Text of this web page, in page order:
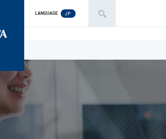
LANGUAGE JP